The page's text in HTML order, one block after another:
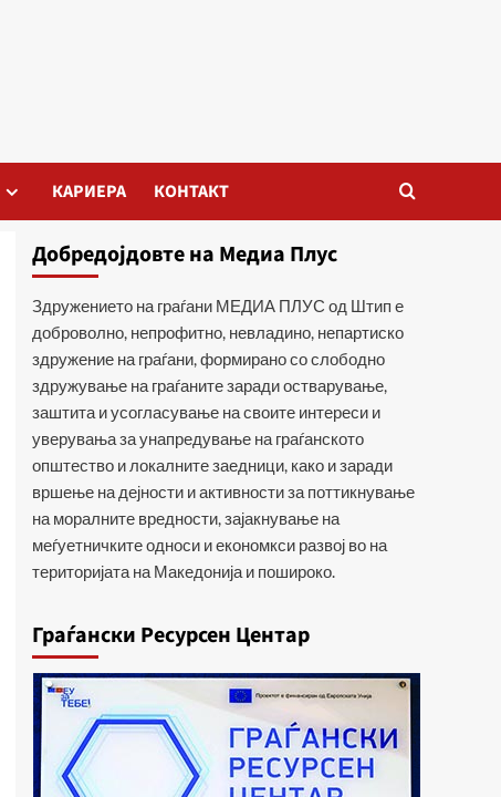
КАРИЕРА КОНТАКТ
Добредојдовте на Медиа Плус
Здружението на граѓани МЕДИА ПЛУС од Штип е
доброволно, непрофитно, невладино, непартиско
здружение на граѓани, формирано со слободно
здружување на граѓаните заради остварување,
заштита и усогласување на своите интереси и
уверувања за унапредување на граѓанското
општество и локалните заедници, како и заради
вршење на дејности и активности за поттикнување
на моралните вредности, зајакнување на
меѓуетничките односи и економкси развој во на
територијата на Македонија и пошироко.
Граѓански Ресурсен Центар